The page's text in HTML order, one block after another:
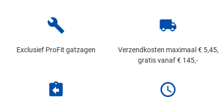
build
Exclusief ProFit gatzagen
local_shipping
Verzendkosten maximaal € 5,45,
gratis vanaf € 145,-
assignment_return schedule